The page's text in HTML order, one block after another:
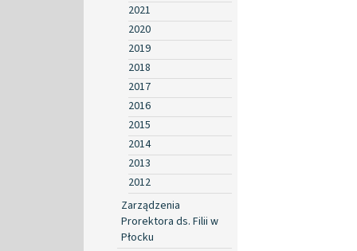
2021
2020
2019
2018
2017
2016
2015
2014
2013
2012
Zarządzenia
Prorektora ds. Filii w
Płocku